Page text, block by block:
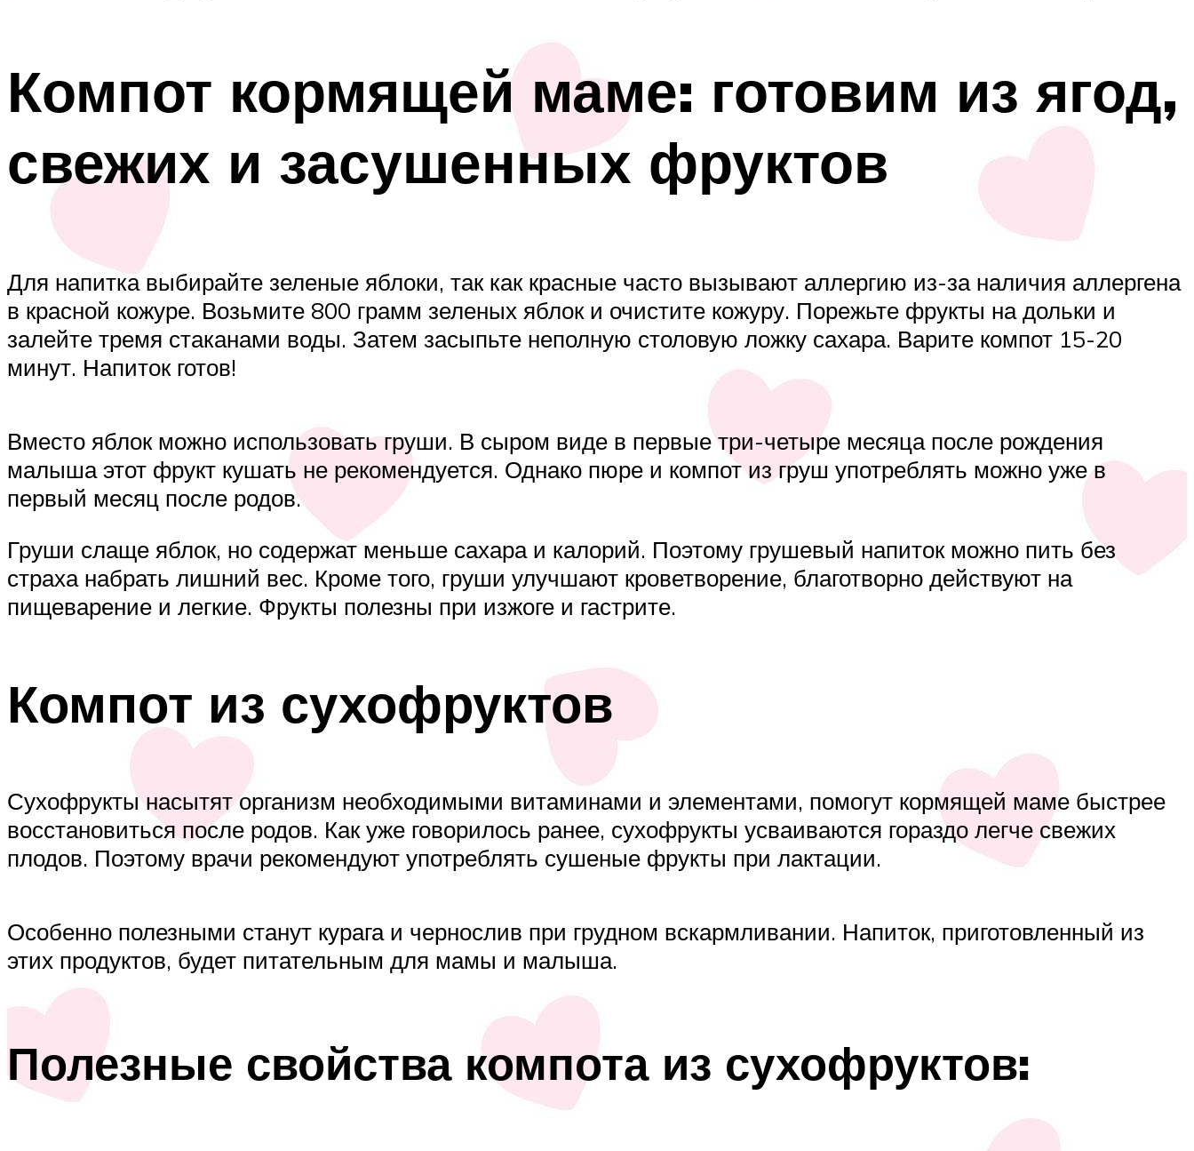
Компот кормящей маме: готовим из ягод,
свежих и засушенных фруктов
Для напитка выбирайте зеленые яблоки, так как красные часто вызывают аллергию из-за наличия аллергена
в красной кожуре. Возьмите 800 грамм зеленых яблок и очистите кожуру. Порежьте фрукты на дольки и
залейте тремя стаканами воды. Затем засыпьте неполную столовую ложку сахара. Варите компот 15-20
минут. Напиток готов!
Вместо яблок можно использовать груши. В сыром виде в первые три-четыре месяца после рождения
малыша этот фрукт кушать не рекомендуется. Однако пюре и компот из груш употреблять можно уже в
первый месяц после родов.
Груши слаще яблок, но содержат меньше сахара и калорий. Поэтому грушевый напиток можно пить без
страха набрать лишний вес. Кроме того, груши улучшают кроветворение, благотворно действуют на
пищеварение и легкие. Фрукты полезны при изжоге и гастрите.
Компот из сухофруктов
Сухофрукты насытят организм необходимыми витаминами и элементами, помогут кормящей маме быстрее
восстановиться после родов. Как уже говорилось ранее, сухофрукты усваиваются гораздо легче свежих
плодов. Поэтому врачи рекомендуют употреблять сушеные фрукты при лактации.
Особенно полезными станут курага и чернослив при грудном вскармливании. Напиток, приготовленный из
этих продуктов, будет питательным для мамы и малыша.
Полезные свойства компота из сухофруктов: